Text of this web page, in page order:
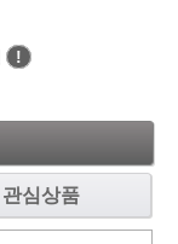
!
관심상품